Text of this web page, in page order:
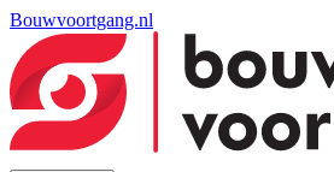
Bouwvoortgang.nl